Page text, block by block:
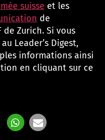
suisse et les
de
de Zurich. Si vous
Leader’s Digest,
informations ainsi
en cliquant sur ce